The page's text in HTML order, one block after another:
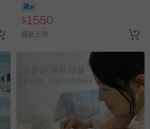
$1550
最新上架